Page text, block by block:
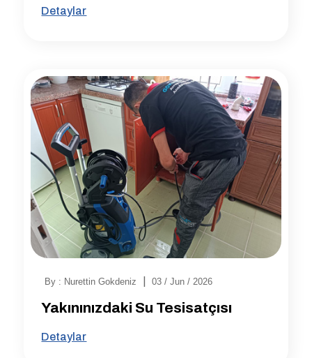
Detaylar
By : Nurettin Gokdeniz 03 / Jun / 2026
Yakınınızdaki Su Tesisatçısı
Detaylar